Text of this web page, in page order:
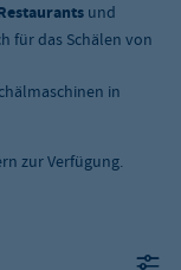
und
für das Schälen von
in
zur Verfügung.